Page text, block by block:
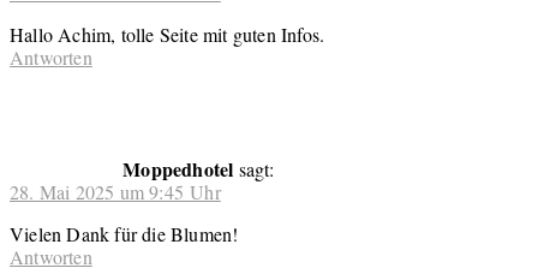
Hallo Achim, tolle Seite mit guten Infos.
Antworten
Moppedhotel sagt:
28. Mai 2025 um 9:45 Uhr
Vielen Dank für die Blumen!
Antworten